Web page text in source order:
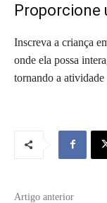
Proporcione
Inscreva a criança
onde ela possa
tornando a
Artigo anterior